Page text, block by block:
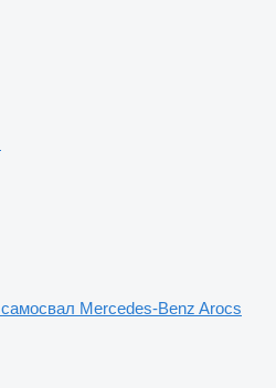
самосвал Mercedes-Benz Arocs